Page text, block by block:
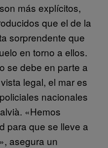
más explícitos,
que el de la
sorprendente que
en torno a ellos.
se debe en parte a
legal, el mar es
nacionales
«Hemos
para que se lleve a
asegura un